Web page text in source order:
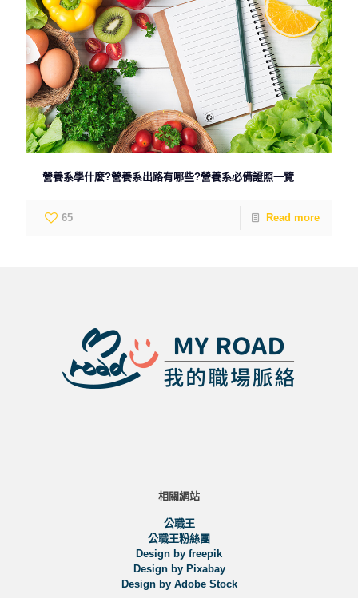
營養系學什麼?營養系出路有哪些?營養系必備證照一覽
65 Read more
相關網站
公職王
公職王粉絲團
Design by freepik
Design by Pixabay
Design by Adobe Stock